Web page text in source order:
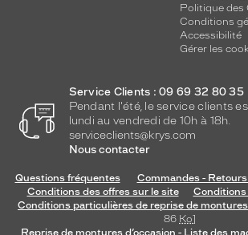
Politique des
Conditions
Accessibilité
Gérer les
Service Clients : 09 69 32 80 35
Pendant l'été, le service clients
lundi au vendredi de 10h à 18h.
serviceclients@krys.com
Nous contacter
Questions fréquentes
Commandes -
Conditions des offres sur le site
Conditions
Conditions particulières de reprise de montures
86 Ko]
Reprise de montures d’occasion - Liste des